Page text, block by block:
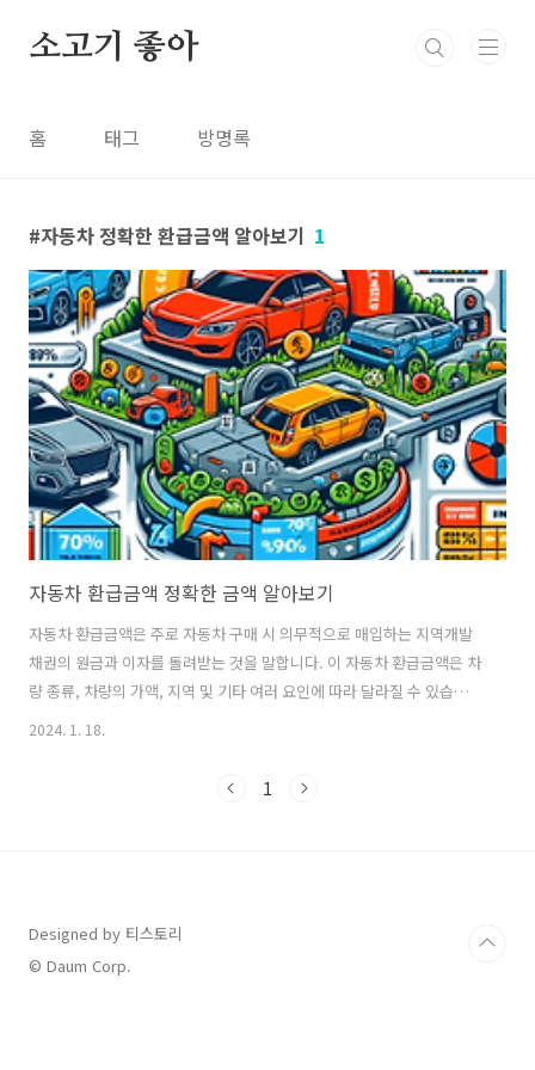
소고기 좋아
홈 태그 방명록
자동차 정확한 환급금액 알아보기 1
자동차 환급금액 정확한 금액 알아보기
자동차 환급금액은 주로 자동차 구매 시 의무적으로 매입하는 지역개발
채권의 원금과 이자를 돌려받는 것을 말합니다. 이 자동차 환급금액은 차
량 종류, 차량의 가액, 지역 및 기타 여러 요인에 따라 달라질 수 있습니
다. 여기 몇 가지 일반적인 사례를 소개하겠습니다. 차량 가액 비율에 따
급금액을 받을 수 있습니다. 예를 들어, 2천 cc 미만의 승용차의 경우, 차
2024. 1. 18.
1
Designed by 티스토리
© Daum Corp.